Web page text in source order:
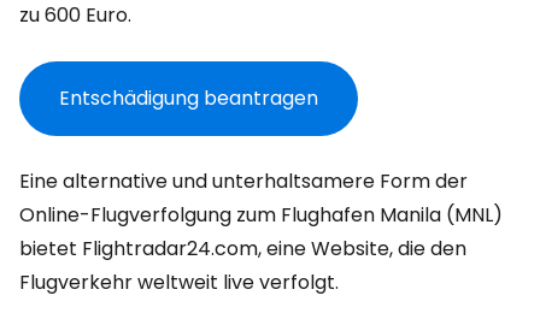
zu 600 Euro.
Entschädigung beantragen
Eine alternative und unterhaltsamere Form der
Online-Flugverfolgung zum Flughafen Manila (MNL)
bietet Flightradar24.com, eine Website, die den
Flugverkehr weltweit live verfolgt.